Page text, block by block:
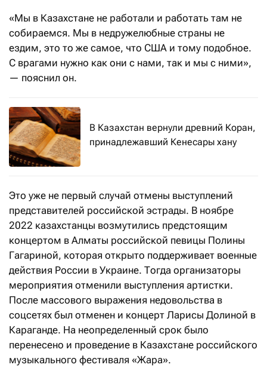
«Мы в Казахстане не работали и работать там не
собираемся. Мы в недружелюбные страны не
ездим, это то же самое, что США и тому подобное.
С врагами нужно как они с нами, так и мы с ними»,
— пояснил он.
В Казахстан вернули древний Коран,
принадлежавший Кенесары хану
Это уже не первый случай отмены выступлений
представителей российской эстрады. В ноябре
2022 казахстанцы возмутились предстоящим
концертом в Алматы российской певицы Полины
Гагариной, которая открыто поддерживает военные
действия России в Украине. Тогда организаторы
мероприятия отменили выступления артистки.
После массового выражения недовольства в
соцсетях был отменен и концерт Ларисы Долиной в
Караганде. На неопределенный срок было
перенесено и проведение в Казахстане российского
музыкального фестиваля «Жара».